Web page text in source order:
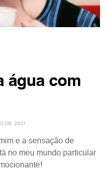
água com
DE 2021
e a sensação de
no meu mundo particular